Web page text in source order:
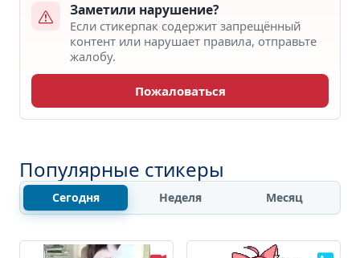
Заметили нарушение?
Если стикерпак содержит запрещённый
контент или нарушает правила, отправьте
жалобу.
Пожаловаться
Популярные стикеры
Сегодня Неделя Месяц